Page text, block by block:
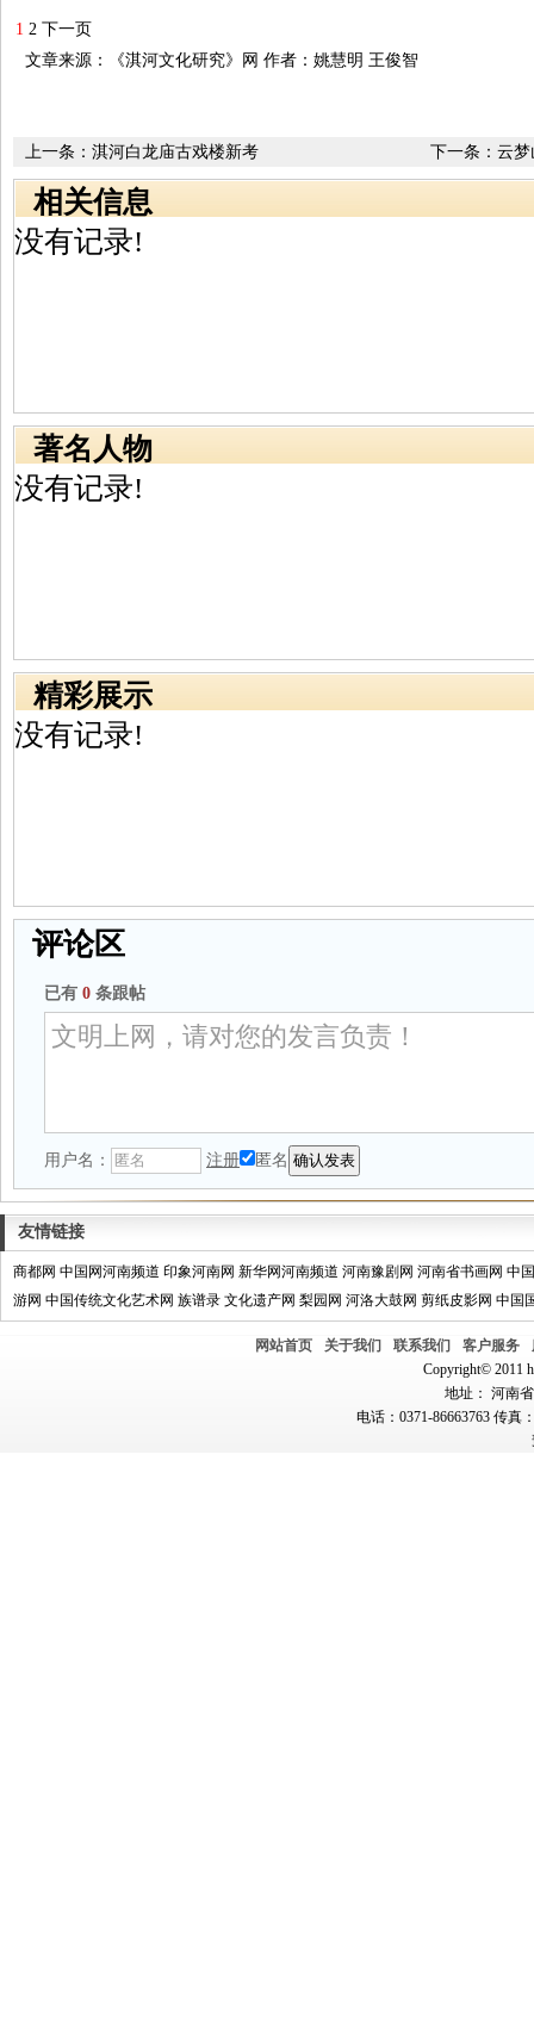
1 2 下一页
文章来源：《淇河文化研究》网 作者：姚慧明 王俊智
下一条： 云梦
鬼谷
上一条： 淇河白龙庙古戏楼新考
相关信息
没有记录!
著名人物
没有记录!
精彩展示
没有记录!
评论区
已有 0 条跟帖
用户名： 注册 匿名
友情链接
商都网 中国网河南频道 印象河南网 新华网河南频道 河南豫剧网 河南省书画网 中
游网 中国传统文化艺术网 族谱录 文化遗产网 梨园网 河洛大鼓网 剪纸皮影网 中国
网站首页 关于我们 联系我们 客户服务
Copyright© 2011
地址： 河南
电话：0371-86663763 传真